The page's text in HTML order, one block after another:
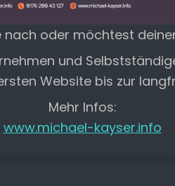
nach oder möchtest
und
Website bis zur
Mehr Infos:
www.michael-kayser.info